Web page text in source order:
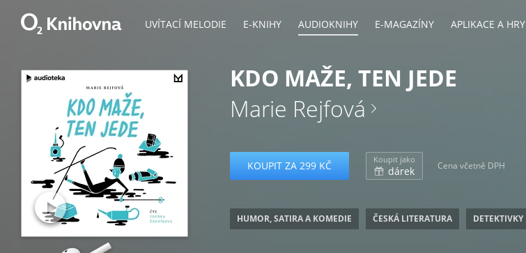
UVÍTACÍ MELODIE E-KNIHY AUDIOKNIHY E-MAGAZÍNY APLIKACE A HRY
KDO MAŽE, TEN JEDE
Marie Rejfová
KOUPIT ZA 299 KČ Koupit jako
dárek Cena včetně DPH
HUMOR, SATIRA A KOMEDIE ČESKÁ LITERATURA DETEKTIVKY